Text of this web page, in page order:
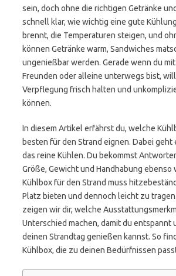
sein, doch ohne die richtigen Getränke
schnell klar, wie wichtig eine gute
brennt, die Temperaturen steigen, und
können Getränke warm, Sandwiches
ungenießbar werden. Gerade wenn du mit
Freunden oder alleine unterwegs bist,
Verpflegung frisch halten und
können.
In diesem Artikel erfährst du, welche
besten für den Strand eignen. Dabei geht
das reine Kühlen. Du bekommst
Größe, Gewicht und Handhabung ebenso
Kühlbox für den Strand muss
Platz bieten und dennoch leicht zu
zeigen wir dir, welche
Unterschied machen, damit du entspannt
deinen Strandtag genießen kannst. So
Kühlbox, die zu deinen Bedürfnissen